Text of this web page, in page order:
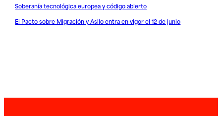
Soberanía tecnológica europea y código abierto
El Pacto sobre Migración y Asilo entra en vigor el 12 de junio